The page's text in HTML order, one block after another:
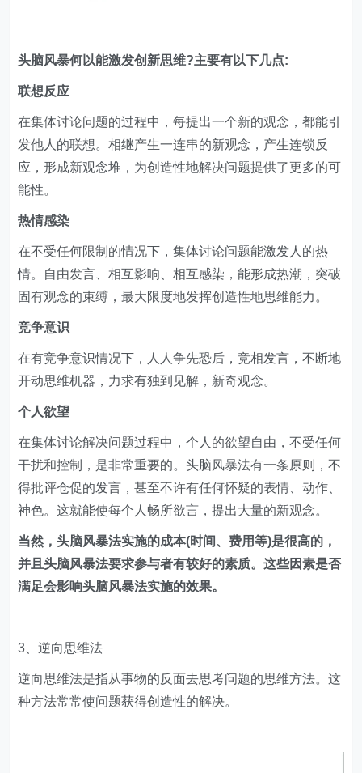
头脑风暴何以能激发创新思维?主要有以下几点:
联想反应
在集体讨论问题的过程中，每提出一个新的观念，都能引
发他人的联想。相继产生一连串的新观念，产生连锁反
应，形成新观念堆，为创造性地解决问题提供了更多的可
能性。
热情感染
在不受任何限制的情况下，集体讨论问题能激发人的热
情。自由发言、相互影响、相互感染，能形成热潮，突破
固有观念的束缚，最大限度地发挥创造性地思维能力。
竞争意识
在有竞争意识情况下，人人争先恐后，竞相发言，不断地
开动思维机器，力求有独到见解，新奇观念。
个人欲望
在集体讨论解决问题过程中，个人的欲望自由，不受任何
干扰和控制，是非常重要的。头脑风暴法有一条原则，不
得批评仓促的发言，甚至不许有任何怀疑的表情、动作、
神色。这就能使每个人畅所欲言，提出大量的新观念。
当然，头脑风暴法实施的成本(时间、费用等)是很高的，
并且头脑风暴法要求参与者有较好的素质。这些因素是否
满足会影响头脑风暴法实施的效果。
3、逆向思维法
逆向思维法是指从事物的反面去思考问题的思维方法。这
种方法常常使问题获得创造性的解决。